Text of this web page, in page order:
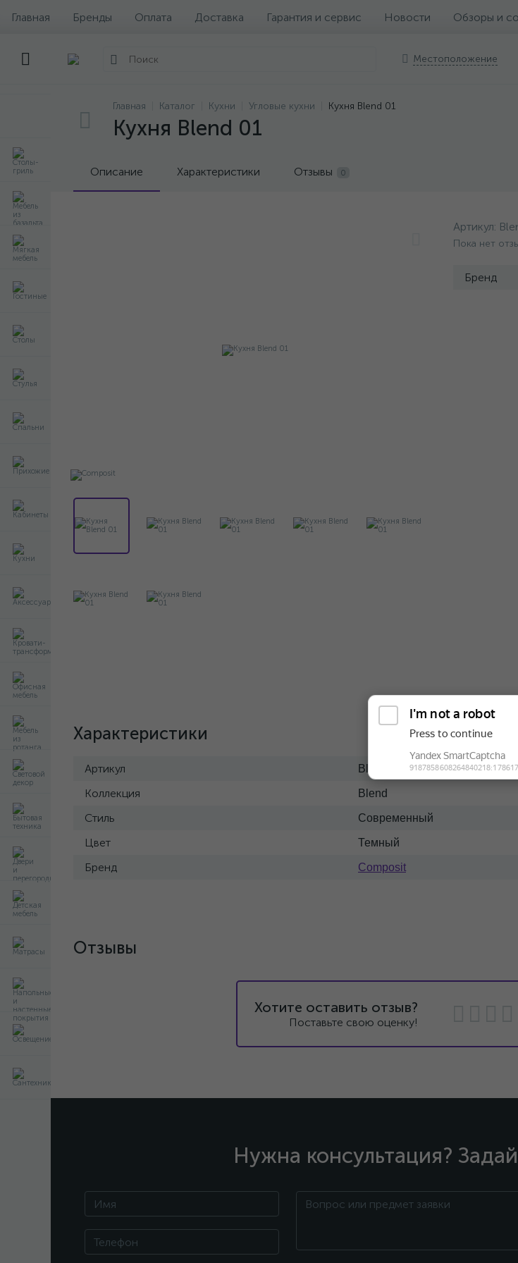
Главная Бренды Оплата Доставка Гарантия и сервис Новости Обзоры и
Местоположение
Главная Каталог Кухни Угловые кухни Кухня Blend 01
Кухня Blend 01
Описание Характеристики Отзывы 0
Артикул:
Пока нет
Бренд
Характеристики
Артикул Blend 01
Коллекция Blend
Стиль Современный
Цвет Темный
Бренд Composit
Отзывы
Хотите оставить отзыв?
Поставьте свою оценку!
Нужна консультация?